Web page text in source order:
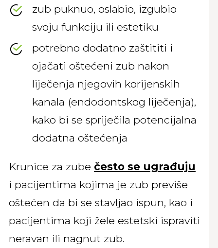
zub puknuo, oslabio, izgubio
svoju funkciju ili estetiku
potrebno dodatno zaštititi i
ojačati oštećeni zub nakon
liječenja njegovih korijenskih
kanala (endodontskog liječenja),
kako bi se spriječila potencijalna
dodatna oštećenja
Krunice za zube često se ugrađuju
i pacijentima kojima je zub previše
oštećen da bi se stavljao ispun, kao i
pacijentima koji žele estetski ispraviti
neravan ili nagnut zub.